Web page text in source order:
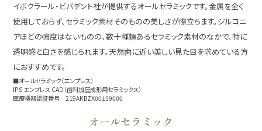
イボクラール・ビバデント社が提供するオールセラミックです。金属を全く
使用しておらず、セラミック素材そのものの美しさが際立ちます。ジルコニ
アほどの強度はないものの、数十種類あるセラミック素材のなかで、特に
透明感と白さを感じられます。天然歯に近い美しい見た目を求めている方
におすすめです。
■オールセラミック（エンプレス）
IPS エンプレス CAD（歯科加圧成形用セラミックス）
医療機器認証番号 219AKBZX00159000
オールセラミック